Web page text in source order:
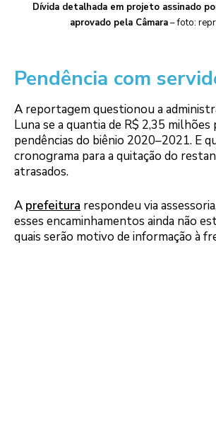
Dívida detalhada em projeto assinado
aprovado pela Câmara– foto:
Pendência com
A reportagem questionou a
Luna se a quantia de R$ 2,35 milhões
pendências do biênio 2020–2021. E
cronograma para a quitação do
atrasados.
A prefeitura respondeu via
esses encaminhamentos ainda não
quais serão motivo de informação à